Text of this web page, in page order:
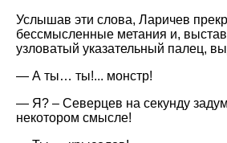
Услышав эти слова, Ларичев
бессмысленные метания и,
узловатый указательный палец,
— А ты… ты!... монстр!
— Я? – Северцев на секунду
некотором смысле!